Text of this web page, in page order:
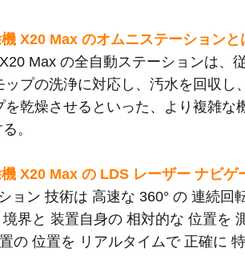
X20 Max のオムニステーションと
Max の全自動ステーションは、
プの洗浄に対応し、汚水を回収
を乾燥させるといった、より複雑な
。
X20 Max の LDS レーザー ナビゲ
ョン 技術は 高速な 360° の 連続
界と 装置自身の 相対的な 位置を
の 位置を リアルタイムで 正確に 特